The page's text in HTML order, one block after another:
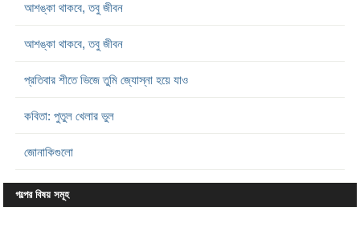
আশঙ্কা থাকবে, তবু জীবন
আশঙ্কা থাকবে, তবু জীবন
প্রতিবার শীতে ভিজে তুমি জ্যোস্না হয়ে যাও
কবিতা: পুতুল খেলার ভুল
জোনাকিগুলো
গল্পের বিষয় সমূহ